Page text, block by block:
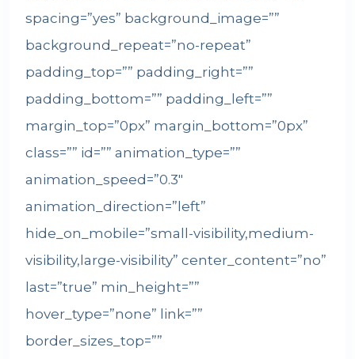
spacing=”yes” background_image=””
background_repeat=”no-repeat”
padding_top=”” padding_right=””
padding_bottom=”” padding_left=””
margin_top=”0px” margin_bottom=”0px”
class=”” id=”” animation_type=””
animation_speed=”0.3″
animation_direction=”left”
hide_on_mobile=”small-visibility,medium-
visibility,large-visibility” center_content=”no”
last=”true” min_height=””
hover_type=”none” link=””
border_sizes_top=””